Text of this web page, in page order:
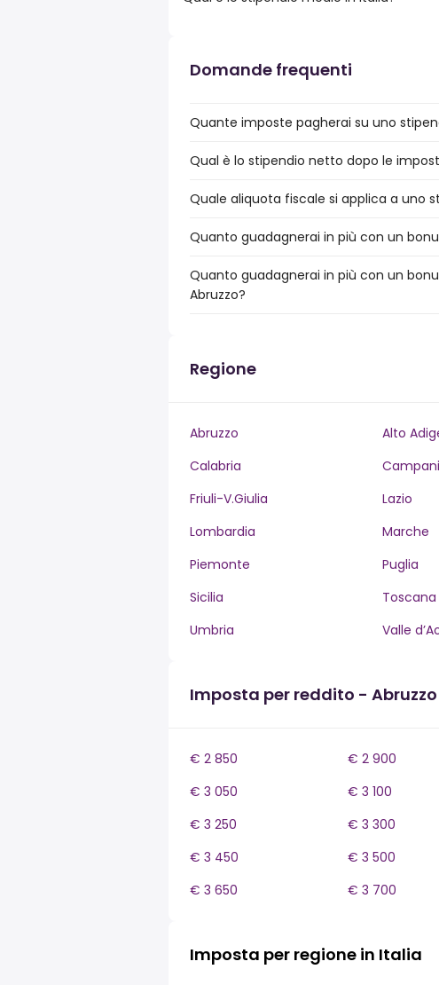
Domande frequenti
Quante imposte pagherai su uno
Qual è lo stipendio netto dopo le
Quale aliquota fiscale si applica a uno
Quanto guadagnerai in più con un
Quanto guadagnerai in più con un
Abruzzo?
Regione
Abruzzo Alto
Calabria
Friuli-V.Giulia
Lazio
Lombardia
Marche
Piemonte
Puglia
Sicilia
Toscana
Umbria
Valle
Imposta per reddito - Abruzzo
€ 2 850 € 2 900
€ 3 050
€ 3 100
€ 3 250
€ 3 300
€ 3 450
€ 3 500
€ 3 650
€ 3 700
Imposta per regione in Italia